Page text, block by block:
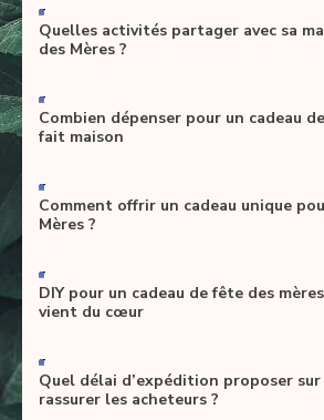
-
Quelles activités partager avec sa
des Mères ?
-
Combien dépenser pour un cadeau
fait maison
-
Comment offrir un cadeau unique
Mères ?
-
DIY pour un cadeau de fête des
vient du cœur
-
Quel délai d’expédition proposer
rassurer les acheteurs ?